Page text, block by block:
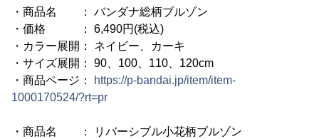
・商品名 ： バンダナ総柄ブルゾン
・価格 ： 6,490円(税込)
・カラー展開： ネイビー、カーキ
・サイズ展開： 90、100、110、120cm
・商品ページ：
https://p-bandai.jp/item/item-
1000170524/?rt=pr
・商品名 ： リバーシブル小花柄ブルゾン